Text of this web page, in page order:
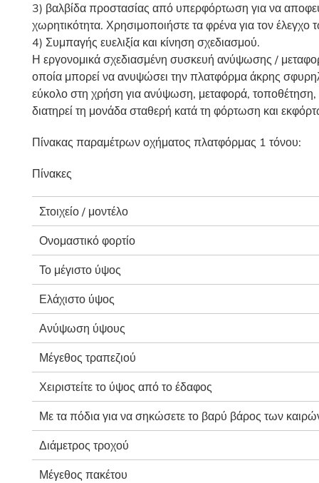
3) βαλβίδα προστασίας από υπερφόρτωση για να
χωρητικότητα. Χρησιμοποιήστε τα φρένα για τον έλεγχο
4) Συμπαγής ευελιξία και κίνηση σχεδιασμού.
Η εργονομικά σχεδιασμένη συσκευή ανύψωσης /
οποία μπορεί να ανυψώσει την πλατφόρμα άκρης
εύκολο στη χρήση για ανύψωση, μεταφορά,
διατηρεί τη μονάδα σταθερή κατά τη φόρτωση και
Πίνακας παραμέτρων οχήματος πλατφόρμας 1 τόνου:
Πίνακες
Στοιχείο / μοντέλο
Ονομαστικό φορτίο
Το μέγιστο ύψος
Ελάχιστο ύψος
Ανύψωση ύψους
Μέγεθος τραπεζιού
Χειριστείτε το ύψος από το έδαφος
Με τα πόδια για να σηκώσετε το βαρύ βάρος των
Διάμετρος τροχού
Μέγεθος πακέτου